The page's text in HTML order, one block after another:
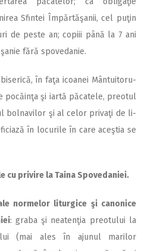
Sfintei Împărtăşanii, cel puţin
de peste an; copiii până la 7 ani
fără spovedanie.
în faţa icoanei Mân­tu­i­to­ru­
po­căinţa şi iartă păcatele, preotul
bolnavilor şi al celor privaţi de li­
în locurile în care aceştia se
cu privire la Taina Spovedaniei.
nor­melor liturgice şi canonice
: graba şi neatenţia preotului la
(mai ales în ajunul marilor